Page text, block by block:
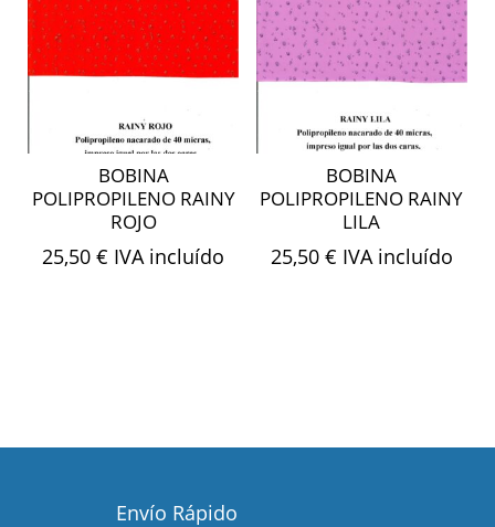
BOBINA
POLIPROPILENO RAINY
ROJO
25,50€ IVA incluído
BOBINA
POLIPROPILENO RAINY
LILA
25,50 € IVA incluído
Envío Rápido